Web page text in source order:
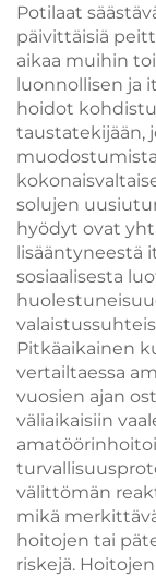
Potilaat
päivittäisiä
aikaa muihin
luonnollisen ja
hoidot
taustatekijään,
solujen
hyödyt ovat
lisääntyneestä
sosiaalisesta
Pitkäaikainen
vertailtaessa
vuosien ajan
väliaikaisiin
välittömän
mikä
hoitojen tai
riskejä.